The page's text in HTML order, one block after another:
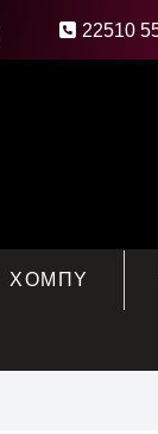
22510
ΧΟΜΠΥ